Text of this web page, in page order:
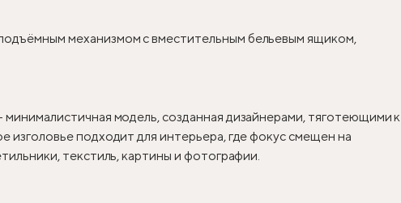
механизмом с вместительным бельевым ящиком,
модель, созданная дизайнерами, тяготеющими к
изголовье подходит для интерьера, где фокус смещен на
текстиль, картины и фотографии.